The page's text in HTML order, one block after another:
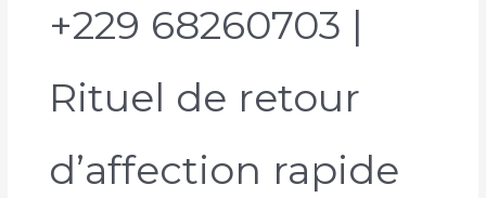
+229 68260703 |
Rituel de retour
d’affection rapide